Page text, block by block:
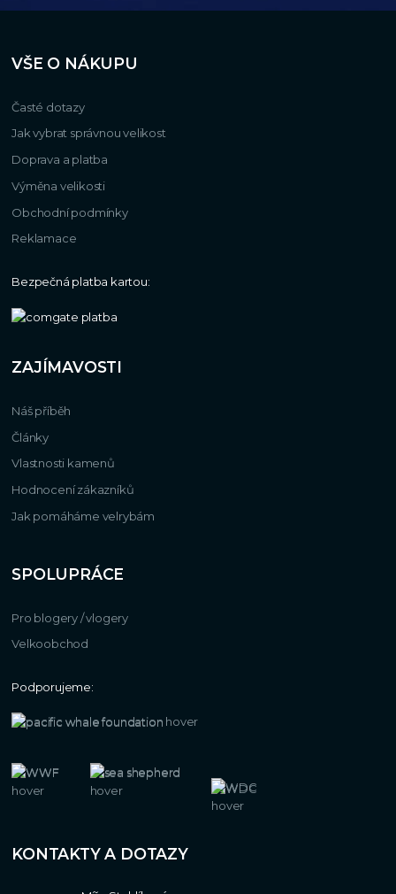
VŠE O NÁKUPU
Časté dotazy
Jak vybrat správnou velikost
Doprava a platba
Výměna velikosti
Obchodní podmínky
Reklamace
Bezpečná platba kartou:
ZAJÍMAVOSTI
Náš příběh
Články
Vlastnosti kamenů
Hodnocení zákazníků
Jak pomáháme velrybám
SPOLUPRÁCE
Pro blogery / vlogery
Velkoobchod
Podporujeme:
KONTAKTY A DOTAZY